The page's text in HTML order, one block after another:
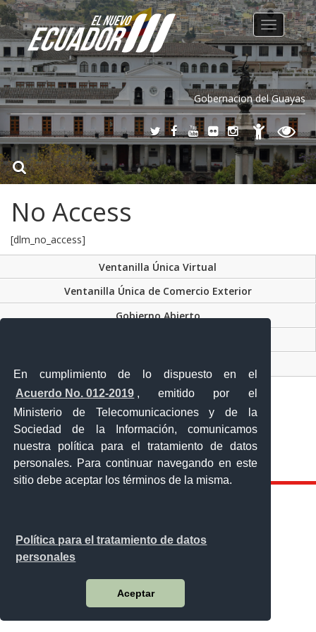
En cumplimiento de lo dispuesto en el
Acuerdo No. 012-2019 , emitido por el
Ministerio de Telecomunicaciones y de la
Sociedad de la Información, comunicamos
nuestra política para el tratamiento de datos
personales. Para continuar navegando en este
sitio debe aceptar los términos de la misma.
Política para el tratamiento de datos
personales
Aceptar
Gobernacion del Guayas
Toggle
navigation
No Access
[dlm_no_access]
Ventanilla Única Virtual
Ventanilla Única de Comercio Exterior
Gobierno Abierto
Malecón y Aguirre
Guayaquil - Ecuador
Teléfono: 593-4 370-2840